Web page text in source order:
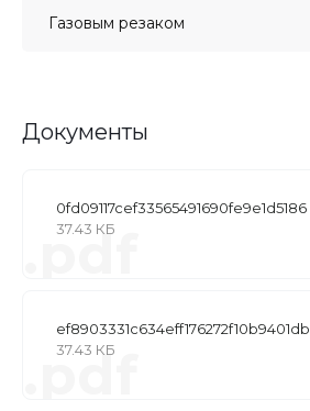
Газовым резаком
Документы
0fd09117cef33565491690fe9e1d5186
37.43 КБ
.pdf
ef8903331c634eff176272f10b9401db
37.43 КБ
.pdf